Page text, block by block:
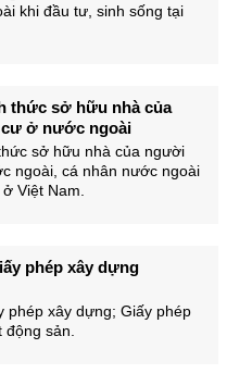
khi đầu tư, sinh sống tại
thức sở hữu nhà của
ở nước ngoài
sở hữu nhà của người
ngoài, cá nhân nước ngoài
Việt Nam.
phép xây dựng
phép xây dựng; Giấy phép
động sản.